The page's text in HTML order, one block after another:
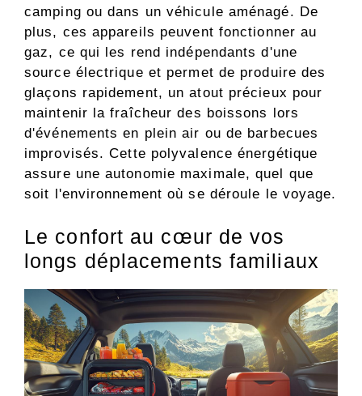
camping ou dans un véhicule aménagé. De
plus, ces appareils peuvent fonctionner au
gaz, ce qui les rend indépendants d'une
source électrique et permet de produire des
glaçons rapidement, un atout précieux pour
maintenir la fraîcheur des boissons lors
d'événements en plein air ou de barbecues
improvisés. Cette polyvalence énergétique
assure une autonomie maximale, quel que
soit l'environnement où se déroule le voyage.
Le confort au cœur de vos
longs déplacements familiaux